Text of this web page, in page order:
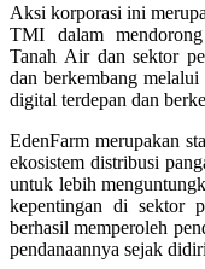
Aksi korporasi ini
TMI dalam
Tanah Air dan sektor
dan berkembang
digital terdepan dan
EdenFarm merupakan
ekosistem distribusi
untuk lebih
kepentingan di sektor
berhasil memperoleh
pendanaannya sejak